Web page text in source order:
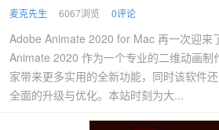
麦克先生 6067浏览 0评论
Adobe Animate 2020 for Mac 再一次迎来
Animate 2020 作为一个专业的二维动画制
家带来更多实用的全新功能，同时该软件
全面的升级与优化。本站时刻为大...